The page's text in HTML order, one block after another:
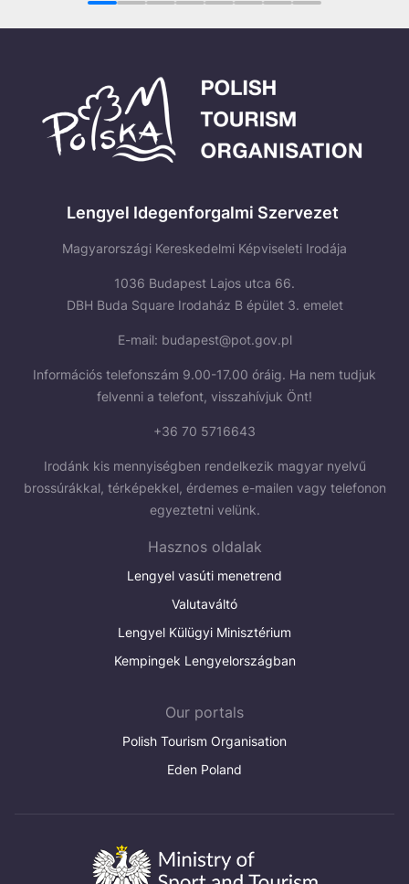
1 2 3 4 5 6 7 8
Lengyel Idegenforgalmi Szervezet
Magyarországi Kereskedelmi Képviseleti Irodája
1036 Budapest Lajos utca 66.
DBH Buda Square Irodaház B épület 3. emelet
E-mail: budapest@pot.gov.pl
Információs telefonszám 9.00-17.00 óráig. Ha nem tudjuk
felvenni a telefont, visszahívjuk Önt!
+36 70 5716643
Irodánk kis mennyiségben rendelkezik magyar nyelvű
brossúrákkal, térképekkel, érdemes e-mailen vagy telefonon
egyeztetni velünk.
Hasznos oldalak
Lengyel vasúti menetrend
Valutaváltó
Lengyel Külügyi Minisztérium
Kempingek Lengyelországban
Our portals
Polish Tourism Organisation
Eden Poland